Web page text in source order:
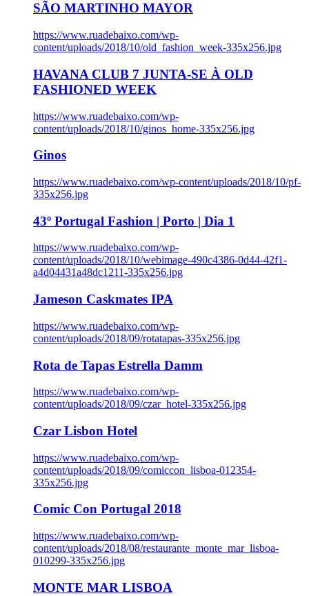
SÃO MARTINHO MAYOR
https://www.ruadebaixo.com/wp-
content/uploads/2018/10/old_fashion_week-335x256.jpg
HAVANA CLUB 7 JUNTA-SE À OLD
FASHIONED WEEK
https://www.ruadebaixo.com/wp-
content/uploads/2018/10/ginos_home-335x256.jpg
Ginos
https://www.ruadebaixo.com/wp-content/uploads/2018/10/pf-
335x256.jpg
43º Portugal Fashion | Porto | Dia 1
https://www.ruadebaixo.com/wp-
content/uploads/2018/10/webimage-490c4386-0d44-42f1-
a4d04431a48dc1211-335x256.jpg
Jameson Caskmates IPA
https://www.ruadebaixo.com/wp-
content/uploads/2018/09/rotatapas-335x256.jpg
Rota de Tapas Estrella Damm
https://www.ruadebaixo.com/wp-
content/uploads/2018/09/czar_hotel-335x256.jpg
Czar Lisbon Hotel
https://www.ruadebaixo.com/wp-
content/uploads/2018/09/comiccon_lisboa-012354-
335x256.jpg
Comic Con Portugal 2018
https://www.ruadebaixo.com/wp-
content/uploads/2018/08/restaurante_monte_mar_lisboa-
010299-335x256.jpg
MONTE MAR LISBOA